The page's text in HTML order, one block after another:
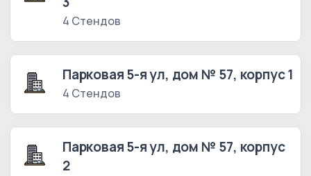
4 Стендов
Парковая 5-я ул, дом № 57, корпус 1
4 Стендов
Парковая 5-я ул, дом № 57, корпус
2